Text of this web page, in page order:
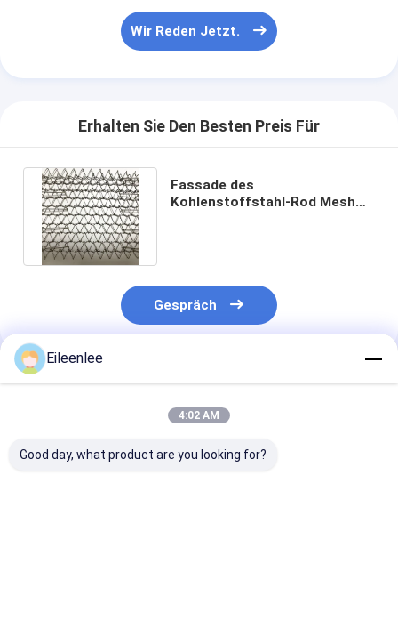
Wir Reden Jetzt.
Erhalten Sie Den Besten Preis Für
Fassade des
Kohlenstoffstahl-Rod Mesh
Gespräch
Empfohlene Produkte
Eileenlee
4:02 AM
Good day, what product are you looking for?